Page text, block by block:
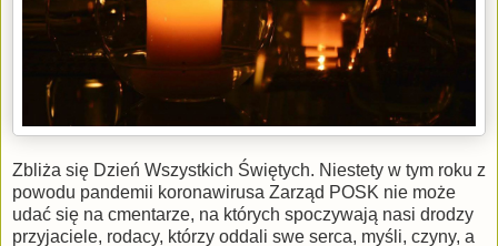
Zbliża się Dzień Wszystkich Świętych. Niestety w tym roku z
powodu pandemii koronawirusa Zarząd POSK nie może
udać się na cmentarze, na których spoczywają nasi drodzy
przyjaciele, rodacy, którzy oddali swe serca, myśli, czyny, a